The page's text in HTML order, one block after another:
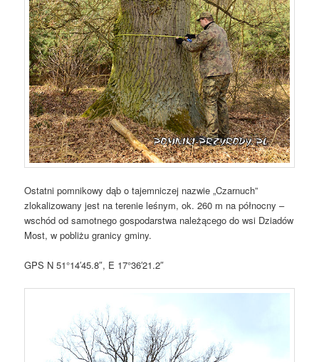
Ostatni pomnikowy dąb o tajemniczej nazwie „Czarnuch”
zlokalizowany jest na terenie leśnym, ok. 260 m na północny –
wschód od samotnego gospodarstwa należącego do wsi Dziadów
Most, w pobliżu granicy gminy.
GPS N 51°14′45.8″, E 17°36′21.2″